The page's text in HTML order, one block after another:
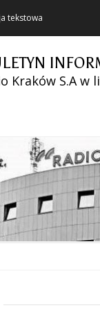
tekstowa
Kraków S.A w